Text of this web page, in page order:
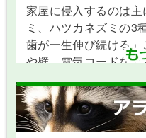
家屋に侵入するのは
ミ、ハツカネズミの3
歯が一生伸び続ける
や壁、電気コードな
数十匹に増えること